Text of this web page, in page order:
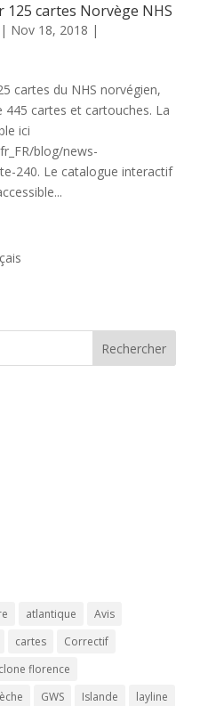
cartes Norvège NHS
| Nov 18, 2018 |
cartes du NHS norvégien,
cartes et cartouches. La
ici
blog/news-
240. Le catalogue interactif
atlantique
Avis
cartes
Correctif
florence
GWS Islande
layline